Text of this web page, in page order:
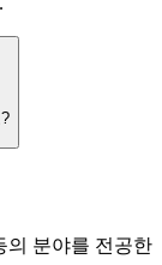
의 분야를 전공한